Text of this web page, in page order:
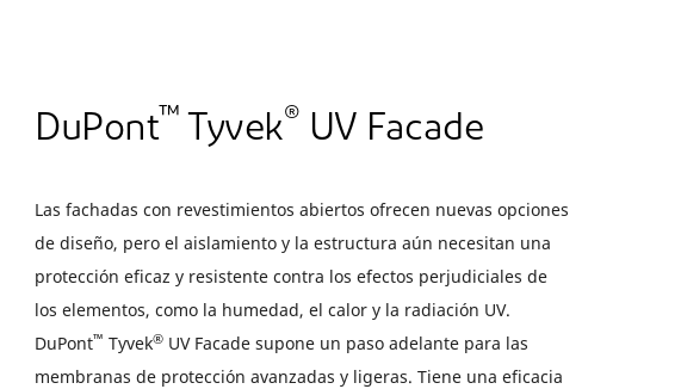
DuPont™ Tyvek® UV Facade
Las fachadas con revestimientos abiertos ofrecen nuevas opciones
de diseño, pero el aislamiento y la estructura aún necesitan una
protección eficaz y resistente contra los efectos perjudiciales de
los elementos, como la humedad, el calor y la radiación UV.
DuPont™ Tyvek® UV Facade supone un paso adelante para las
membranas de protección avanzadas y ligeras. Tiene una eficacia